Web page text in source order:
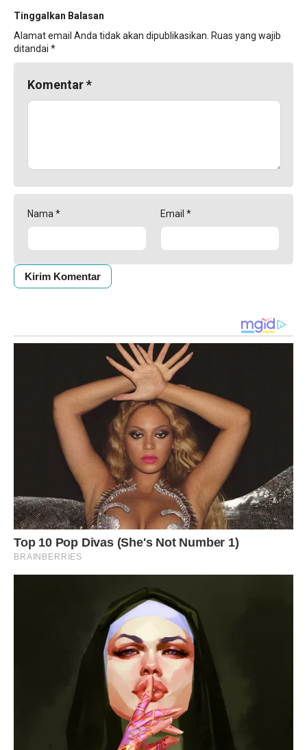
Tinggalkan Balasan
Alamat email Anda tidak akan dipublikasikan. Ruas yang wajib
ditandai *
Komentar*
Nama * Email *